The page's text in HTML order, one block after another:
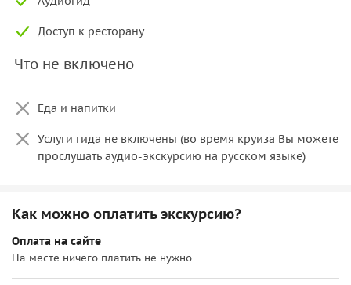
Петершин
На другом берегу вам предстанет вам предстанет
отливающий золотом
прекрасные памятные снимки города без туристов
на фоне архитектурных построек.
Внимание! Данная экскурсия проводится при наборе
Доступ к ресторану
Что не включено
Еда и напитки
Услуги гида не включены (во время круиза Вы можете
прослушать аудио-экскурсию на русском языке)
Как можно оплатить экскурсию?
Оплата на сайте
На месте ничего платить не нужно